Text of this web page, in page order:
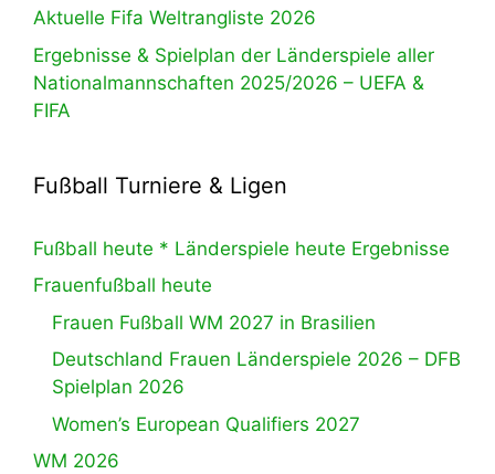
Aktuelle Fifa Weltrangliste 2026
Ergebnisse & Spielplan der Länderspiele aller
Nationalmannschaften 2025/2026 – UEFA &
FIFA
Fußball Turniere & Ligen
Fußball heute * Länderspiele heute Ergebnisse
Frauenfußball heute
Frauen Fußball WM 2027 in Brasilien
Deutschland Frauen Länderspiele 2026 – DFB
Spielplan 2026
Women’s European Qualifiers 2027
WM 2026